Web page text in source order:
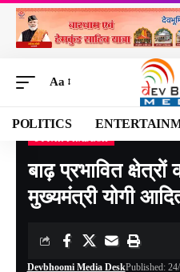
Aa
POLITICS
Devbhoomi Media>Blog >NATIONAL
बाढ़ प्रभावित
मुख्यमंत्री योगी
Devbhoomi Media DeskPublished: